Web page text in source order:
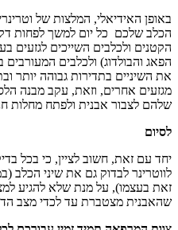
באופן האידיאלי, המלצות של
הכלב שלכם כל יום למשך לפחות
הקטנים ולכלבים השייכים לגזעים
הפאג והבולדוג) ולכלבים
את השיניים בתדירות גבוהה יותר
מגזעים אחרים, וזאת, עקב מבנה
שלהם לצבור אבנית ולפתח מחלות
לסיום
יחד עם זאת, חשוב לציין, כי בכל
לווטרינר לבדוק גם את שיני הכלב
זאת בעצמו), על מנת שלא להגיע
שהאבנית מצטברת עד לכדי מצב